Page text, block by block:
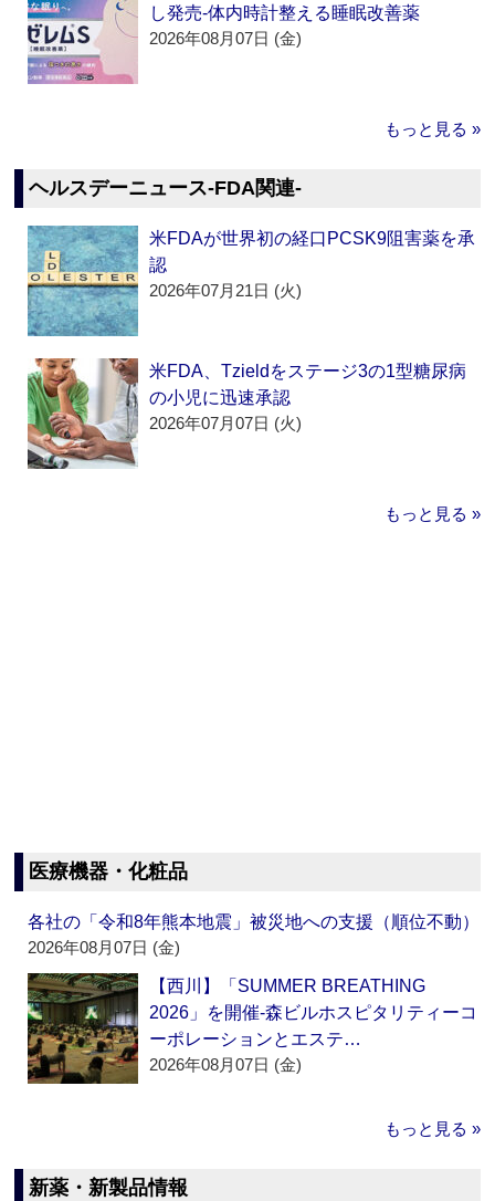
し発売‐体内時計整える睡眠改善薬
2026年08月07日 (金)
もっと見る »
ヘルスデーニュース‐FDA関連‐
米FDAが世界初の経口PCSK9阻害薬を承
認
2026年07月21日 (火)
米FDA、Tzieldをステージ3の1型糖尿病
の小児に迅速承認
2026年07月07日 (火)
もっと見る »
医療機器・化粧品
各社の「令和8年熊本地震」被災地への支援（順位不動）
2026年08月07日 (金)
【西川】「SUMMER BREATHING
2026」を開催‐森ビルホスピタリティーコ
ーポレーションとエステ…
2026年08月07日 (金)
もっと見る »
新薬・新製品情報